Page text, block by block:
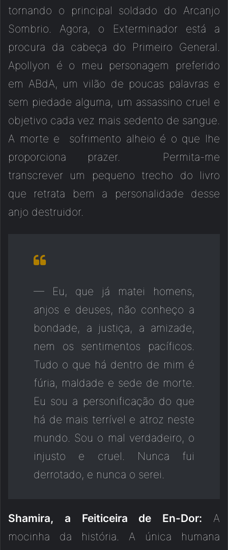
tornando o principal soldado do Arcanjo
Sombrio. Agora, o Exterminador está a
procura da cabeça do Primeiro General.
Apollyon é o meu personagem preferido
em ABdA, um vilão de poucas palavras e
sem piedade alguma, um assassino cruel e
objetivo cada vez mais sedento de sangue.
A morte e sofrimento alheio é o que lhe
proporciona prazer. Permita-me
transcrever um pequeno trecho do livro
que retrata bem a personalidade desse
anjo destruidor.
— Eu, que já matei homens,
anjos e deuses, não conheço a
bondade, a justiça, a amizade,
nem os sentimentos pacíficos.
Tudo o que há dentro de mim é
fúria, maldade e sede de morte.
Eu sou a personificação do que
há de mais terrível e atroz neste
mundo. Sou o mal verdadeiro, o
injusto e cruel. Nunca fui
derrotado, e nunca o serei.
Shamira, a Feiticeira de En-Dor: A
mocinha da história. A única humana